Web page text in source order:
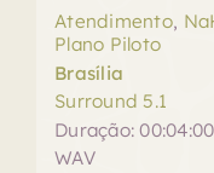
Atendimento,
Plano Piloto
Brasília
Surround 5.1
Duração:
WAV